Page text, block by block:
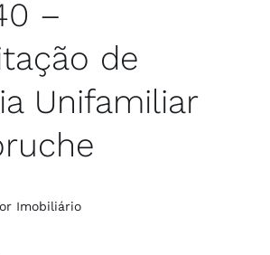
–
de
Unifamiliar
Imobiliário